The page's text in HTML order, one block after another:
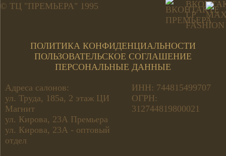
© ТЦ "ПРЕМЬЕРА" 1995
ПОЛИТИКА КОНФИДЕНЦИАЛЬНОСТИ
ПОЛЬЗОВАТЕЛЬСКОЕ СОГЛАШЕНИЕ
ПЕРСОНАЛЬНЫЕ ДАННЫЕ
Адреса салонов:
ул. Труда, 185а, 2 этаж ЦИ
Магнит
ул. Кирова, 23А Премьера
ул. Кирова, 23А - оптовый
отдел
ИНН: 744815499707
ОГРН:
312744819800021